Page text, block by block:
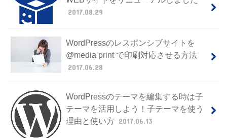
2017.08.29
WordPressのレスポンシブサイトを
@media print で印刷対応させる方法
2017.06.28
WordPressのテーマを編集する時は子
テーマを活用しよう！子テーマを使う
理由と使い方 2017.06.13